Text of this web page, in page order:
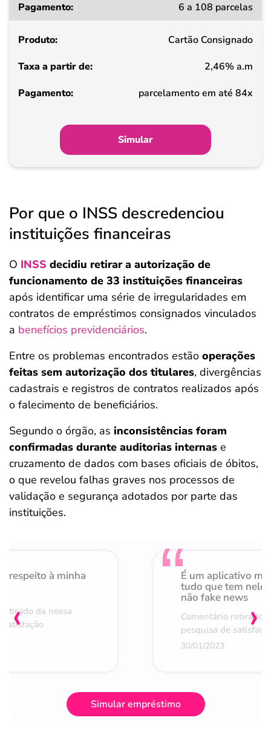
6 a 108 parcelas
Cartão Consignado
2,46% a.m
parcelamento em até 84x
Simular
Por que o INSS descredenciou
instituições financeiras
O INSS decidiu retirar a autorização de
funcionamento de 33 instituições financeiras
após identificar uma série de irregularidades em
contratos de empréstimos consignados vinculados
a benefícios previdenciários.
Entre os problemas encontrados estão operações
feitas sem autorização dos titulares, divergências
cadastrais e registros de contratos realizados após
o falecimento de beneficiários.
Segundo o órgão, as inconsistências foram
confirmadas durante auditorias internas e
cruzamento de dados com bases oficiais de óbitos,
o que revelou falhas graves nos processos de
validação e segurança adotados por parte das
instituições.
respeito à minha
da nossa
É um aplicativo
tudo que tem nele
não fake news
Comentário retirado
pesquisa de
30/01/2023
‹ ›
Simular empréstimo